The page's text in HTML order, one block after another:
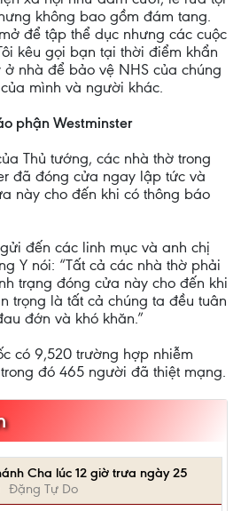
không bao gồm đám tang.
để tập thể dục nhưng các cuộc
kêu gọi bạn tại thời điểm khẩn
nhà để bảo vệ NHS của chúng
mình và người khác.
phận Westminster
Thủ tướng, các nhà thờ trong
đã đóng cửa ngay lập tức và
này cho đến khi có thông báo
đến các linh mục và anh chị
Y nói: “Tất cả các nhà thờ phải
trạng đóng cửa này cho đến khi
trọng là tất cả chúng ta đều tuân
đớn và khó khăn.”
có 9,520 trường hợp nhiễm
đó 465 người đã thiệt mạng.
Cha lúc 12 giờ trưa ngày 25
Đặng Tự Do